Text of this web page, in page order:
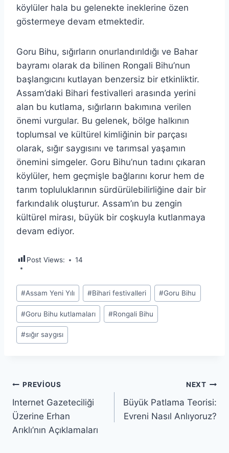
köylüler hala bu gelenekte ineklerine özen
göstermeye devam etmektedir.
Goru Bihu, sığırların onurlandırıldığı ve Bahar
bayramı olarak da bilinen Rongali Bihu’nun
başlangıcını kutlayan benzersiz bir etkinliktir.
Assam’daki Bihari festivalleri arasında yerini
alan bu kutlama, sığırların bakımına verilen
önemi vurgular. Bu gelenek, bölge halkının
toplumsal ve kültürel kimliğinin bir parçası
olarak, sığır saygısını ve tarımsal yaşamın
önemini simgeler. Goru Bihu’nun tadını çıkaran
köylüler, hem geçmişle bağlarını korur hem de
tarım topluluklarının sürdürülebilirliğine dair bir
farkındalık oluşturur. Assam’ın bu zengin
kültürel mirası, büyük bir coşkuyla kutlanmaya
devam ediyor.
Post Views: 14
Post
Tags:
#Assam Yeni Yılı #Bihari festivalleri #Goru Bihu
#Goru Bihu kutlamaları #Rongali Bihu
#sığır saygısı
Yazı
gezinmesi
PREVIOUS
Internet Gazeteciliği
Üzerine Erhan
Arıklı’nın Açıklamaları
NEXT
Büyük Patlama Teorisi:
Evreni Nasıl Anlıyoruz?